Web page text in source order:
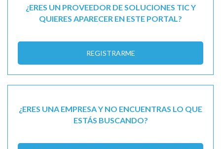
¿ERES UN PROVEEDOR DE SOLUCIONES TIC Y
QUIERES APARECER EN ESTE PORTAL?
REGISTRARME
¿ERES UNA EMPRESA Y NO ENCUENTRAS LO QUE
ESTÁS BUSCANDO?